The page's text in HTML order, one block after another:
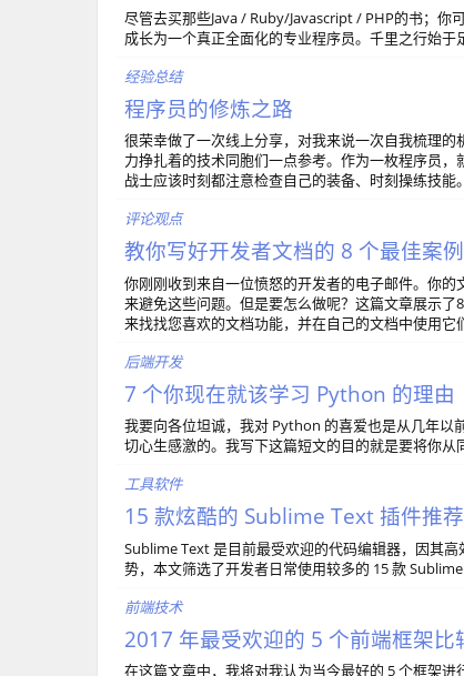
尽管去买那些Java / Ruby/Javascript / PHP的书；
成长为一个真正全面化的专业程序员。千里之行始
经验总结
程序员的修炼之路
很荣幸做了一次线上分享，对我来说一次自我梳理
力挣扎着的技术同胞们一点参考。作为一枚程序员
战士应该时刻都注意检查自己的装备、时刻操练技能。
评论观点
教你写好开发者文档的 8 个最佳案例
你刚刚收到来自一位愤怒的开发者的电子邮件。你
来避免这些问题。但是要怎么做呢？这篇文章展示
来找找您喜欢的文档功能，并在自己的文档中使用它
后端开发
7 个你现在就该学习 Python 的理由
我要向各位坦诚，我对 Python 的喜爱也是从几年以
切心生感激的。我写下这篇短文的目的就是要将你
工具软件
15 款炫酷的 Sublime Text 插件推荐
Sublime Text 是目前最受欢迎的代码编辑器，因其
势，本文筛选了开发者日常使用较多的 15 款
前端技术
2017 年最受欢迎的 5 个前端框架比
在这篇文章中，我将对我认为当今最好的 5 个框架